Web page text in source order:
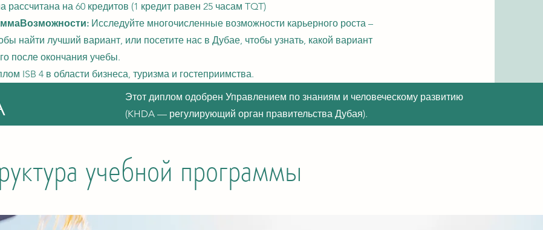
рассчитана на 60 кредитов (1 кредит равен 25 часам TQT)
Возможности: Исследуйте многочисленные возможности карьерного роста –
найти лучший вариант, или посетите нас в Дубае, чтобы узнать, какой вариант
после окончания учебы.
ISB 4 в области бизнеса, туризма и гостеприимства.
Этот диплом одобрен Управлением по знаниям и человеческому развитию
(KHDA — регулирующий орган правительства Дубая).
учебной программы